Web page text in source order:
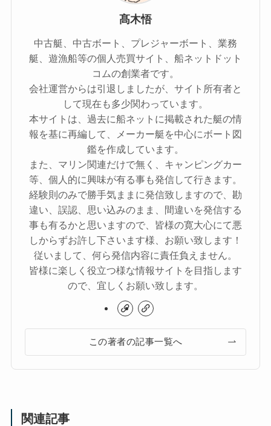
髙木悟
中古艇、中古ボート、プレジャーボート、業務
艇、遊漁船等の個人売買サイト、船ネットドット
コムの創業者です。
会社運営からは引退しましたが、サイト所有者と
して現在も多少関わっています。
本サイトは、過去に船ネットに掲載された艇の情
報を基に再編して、メーカー艇を中心にボート図
鑑を作成しています。
また、マリン関連だけで無く、キャンピングカー
等、個人的に興味が有る事も発信して行きます。
経験則のみで勝手気ままに発信致しますので、勘
違い、誤認、思い込みのまま、間違いを発信する
事も有るかと思いますので、皆様の寛大心にて悪
しからずお許し下さいます様、お願い致します！
従いまして、何ら発信内容に責任負えません。
皆様に楽しく役立つ様な情報サイトを目指します
ので、宜しくお願い致します。
この著者の記事一覧へ
関連記事